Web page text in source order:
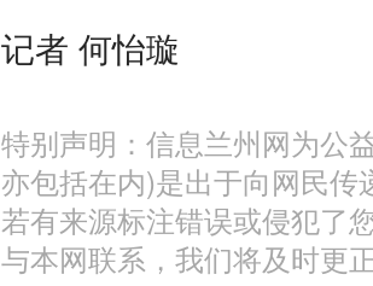
记者 何怡璇
特别声明：信息兰州网为公
亦包括在内)是出于向网民
若有来源标注错误或侵犯了
与本网联系，我们将及时更